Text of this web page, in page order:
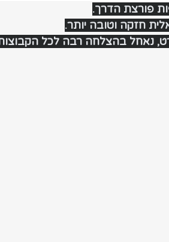
פורצת הדרך.
חזקה וטובה יותר.
נאחל בהצלחה רבה לכל